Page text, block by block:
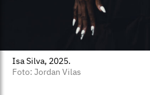
Isa Silva, 2025.
Foto: Jordan Vilas